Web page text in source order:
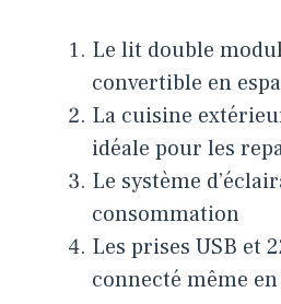
Le lit double
convertible en
La cuisine
idéale pour les
Le système
consommation
Les prises USB et
connecté même